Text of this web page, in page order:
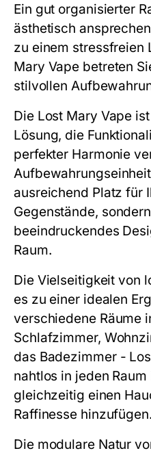
Ein gut organisierter
ästhetisch
zu einem stressfreien
Mary Vape betreten
stilvollen
Die Lost Mary Vape
Lösung, die
perfekter Harmonie
ausreichend Platz für
Gegenstände,
beeindruckendes
Raum.
Die Vielseitigkeit von
es zu einer idealen
verschiedene Räume
Schlafzimmer,
das Badezimmer -
nahtlos in jeden
gleichzeitig einen
Raffinesse hinzufügen.
Die modulare Natur